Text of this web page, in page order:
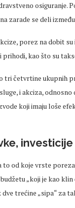
osiguranje.
zarade se deli
porez na dobit
kao što su
tri četvrtine ukupnih
i akciza,
koji imaju loše
investicije
to od koje vrste
„koji je kao
dve trećine „sipa“ za